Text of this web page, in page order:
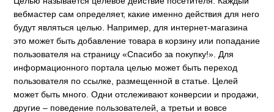
вебмастер сам определяет, какие именно действия для него
будут являться целью. Например, для интернет-магазина
это может быть добавление товара в корзину или попадание
пользователя на страницу «Спасибо за покупку!». Для
информационного портала целью может быть переход
пользователя по ссылке, размещенной в статье. Целей
может быть много. Одни отслеживают конверсии и продажи,
другие – поведение пользователей, а третьи и вовсе